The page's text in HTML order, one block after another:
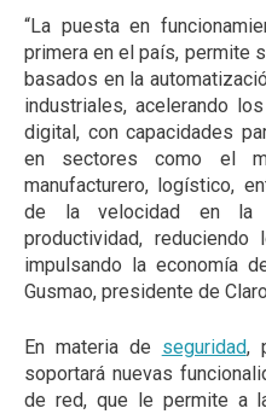
“La puesta en
primera en el país, permite
basados en la
industriales, acelerando
digital, con capacidades
en sectores como el
manufacturero, logístico,
de la velocidad en la
productividad,
impulsando la economía
Gusmao, presidente de
En materia de seguridad,
soportará nuevas
de red, que le permite a